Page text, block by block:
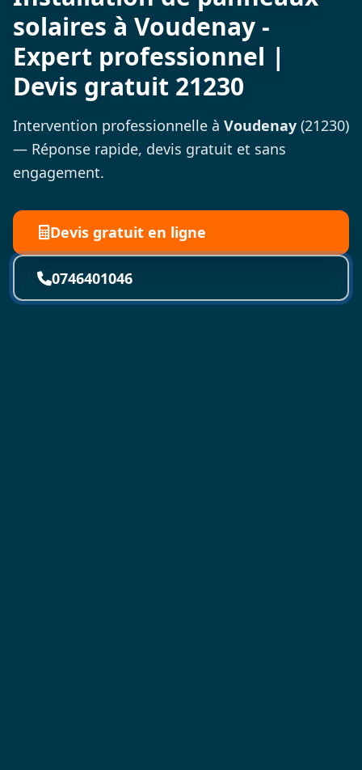
solaires à Voudenay -
Expert professionnel |
Devis gratuit 21230
Intervention professionnelle à Voudenay (21230)
— Réponse rapide, devis gratuit et sans
engagement.
Devis gratuit en ligne
0746401046